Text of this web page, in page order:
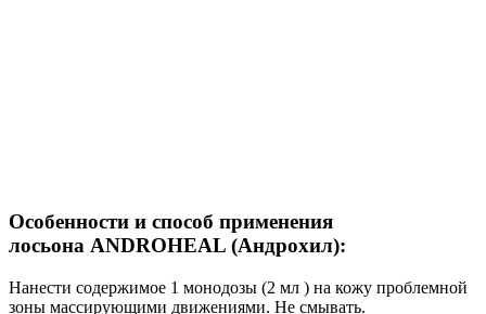
Особенности и способ применения
лосьона ANDROHEAL (Андрохил):
Нанести содержимое 1 монодозы (2 мл ) на кожу проблемной
зоны массирующими движениями. Не смывать.